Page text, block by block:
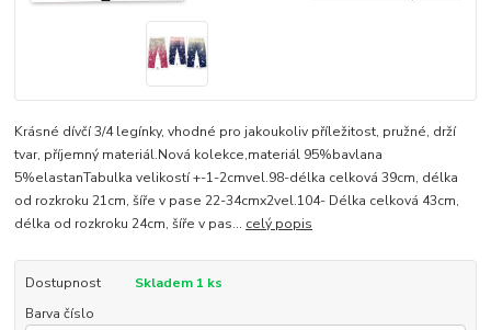
Krásné dívčí 3/4 legínky, vhodné pro jakoukoliv příležitost, pružné, drží
tvar, příjemný materiál.Nová kolekce,materiál 95%bavlana
5%elastanTabulka velikostí +-1-2cmvel.98-délka celková 39cm, délka
od rozkroku 21cm, šíře v pase 22-34cmx2vel.104- Délka celková 43cm,
délka od rozkroku 24cm, šíře v pas... celý popis
Dostupnost
Skladem 1 ks
Barva číslo